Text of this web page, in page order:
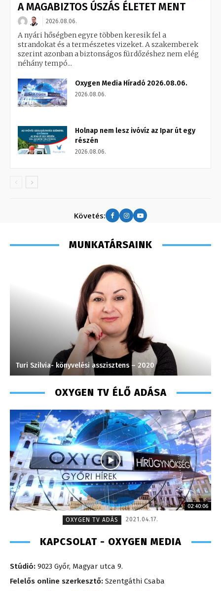
A MAGABIZTOS ÚSZÁS ÉLETET MENT
2026.08.06.
A nyári hőségben egyre többen keresik fel a
strandokat és a természetes vizeket. A szakemberek
szerint azonban a biztonságos fürdőzéshez nem elég
néhány tempó...
Oxygen Media Híradó 2026.08.06.
2026.08.06.
Holnap nem lesz ivóvíz az Ipar út egy
részén
2026.08.06.
Követés:
MUNKATÁRSAINK
Turi Szilvia- könyvelési asszisztens – 2020
OXYGEN TV ÉLŐ ADÁSA
02:40:06
OXYGEN TV ADÁS
2021.04.17.
KAPCSOLAT - OXYGEN MEDIA
Stúdió: 9023 Győr, Magyar utca 9.
Felelős online szerkesztő: Szentgáthi Csaba